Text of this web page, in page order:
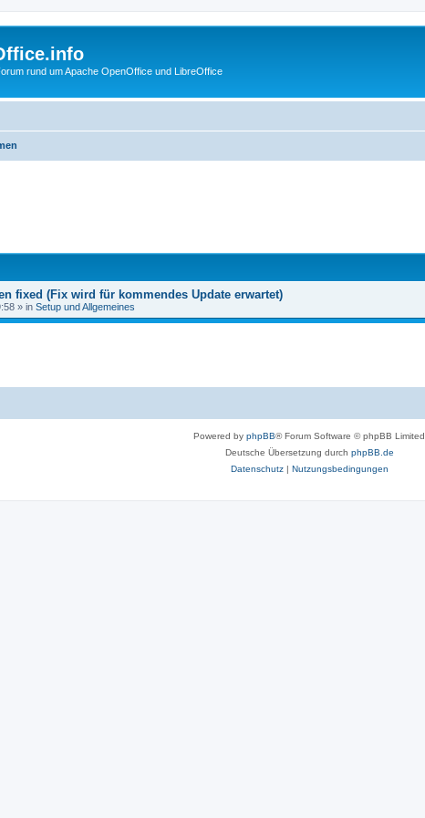
rund um Apache OpenOffice und LibreOffice
fixed (Fix wird für kommendes Update erwartet)
» in Setup und Allgemeines
Powered by phpBB® Forum Software © phpBB Limited
Deutsche Übersetzung durch phpBB.de
Datenschutz| Nutzungsbedingungen